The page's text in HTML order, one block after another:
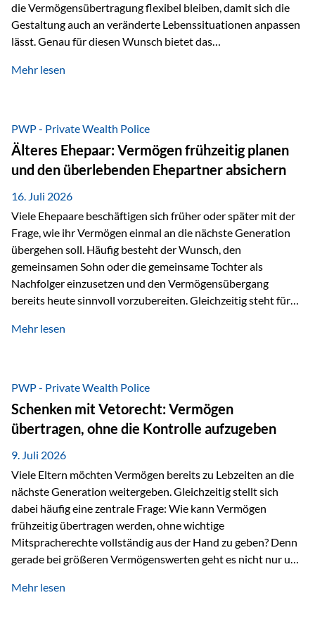
die Vermögensübertragung flexibel bleiben, damit sich die
Gestaltung auch an veränderte Lebenssituationen anpassen
lässt. Genau für diesen Wunsch bietet das
Vienna-Life eine interessante Lösung. Es ermöglicht,
Ausgangssituation Stellen Sie sich folgende Familie vor: Die
Großeltern haben über viele Jahre Vermögen aufgebaut. Ihr
Wunsch ist es, dieses Vermögen nicht nur den eigenen
Kindern, sondern langfristig auch den Enkeln zukommen zu…
Mehr lesen
PWP - Private Wealth Police
Älteres Ehepaar: Vermögen frühzeitig planen
und den überlebenden Ehepartner absichern
16. Juli 2026
Viele Ehepaare beschäftigen sich früher oder später mit der
Frage, wie ihr Vermögen einmal an die nächste Generation
übergehen soll. Häufig besteht der Wunsch, den
gemeinsamen Sohn oder die gemeinsame Tochter als
Nachfolger einzusetzen und den Vermögensübergang
bereits heute sinnvoll vorzubereiten. Gleichzeitig steht für
passiert, wenn einer der beiden verstirbt? Der überlebende
Vermögen verfügen können. Genau für diese
Ausgangssituation bietet die Private Wealth Police der
Vienna-Life eine durchdachte Gestaltungsmöglichkeit. Die
Ausgangssituation Stellen Sie sich folgendes Beispiel vor:
Ein…
Mehr lesen
PWP - Private Wealth Police
Schenken mit Vetorecht: Vermögen
übertragen, ohne die Kontrolle aufzugeben
9. Juli 2026
Viele Eltern möchten Vermögen bereits zu Lebzeiten an die
nächste Generation weitergeben. Gleichzeitig stellt sich
dabei häufig eine zentrale Frage: Wie kann Vermögen
frühzeitig übertragen werden, ohne wichtige
Mitspracherechte vollständig aus der Hand zu geben? Denn
gerade bei größeren Vermögenswerten geht es nicht nur um
sicherzustellen, dass das Vermögen langfristig erhalten
Mehr lesen